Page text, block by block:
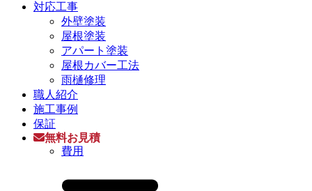
対応工事
外壁塗装
屋根塗装
アパート塗装
屋根カバー工法
雨樋修理
職人紹介
施工事例
保証
無料お見積
費用